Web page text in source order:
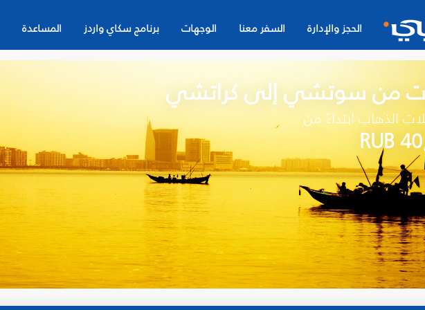
الحجز والإدارة السفر معنا الوجهات برنامج سكاي واردز المساعدة
من سوتشي إلى كراتشي
الذهاب ابتداءً من